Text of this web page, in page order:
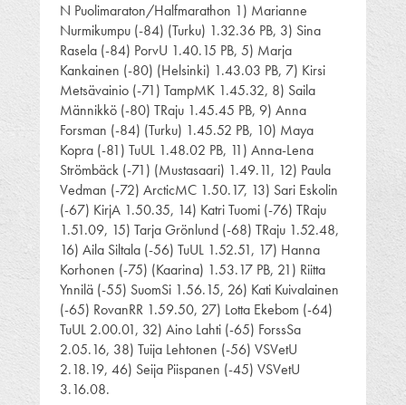
N Puolimaraton/Halfmarathon 1) Marianne
Nurmikumpu (-84) (Turku) 1.32.36 PB, 3) Sina
Rasela (-84) PorvU 1.40.15 PB, 5) Marja
Kankainen (-80) (Helsinki) 1.43.03 PB, 7) Kirsi
Metsävainio (-71) TampMK 1.45.32, 8) Saila
Männikkö (-80) TRaju 1.45.45 PB, 9) Anna
Forsman (-84) (Turku) 1.45.52 PB, 10) Maya
Kopra (-81) TuUL 1.48.02 PB, 11) Anna-Lena
Strömbäck (-71) (Mustasaari) 1.49.11, 12) Paula
Vedman (-72) ArcticMC 1.50.17, 13) Sari Eskolin
(-67) KirjA 1.50.35, 14) Katri Tuomi (-76) TRaju
1.51.09, 15) Tarja Grönlund (-68) TRaju 1.52.48,
16) Aila Siltala (-56) TuUL 1.52.51, 17) Hanna
Korhonen (-75) (Kaarina) 1.53.17 PB, 21) Riitta
Ynnilä (-55) SuomSi 1.56.15, 26) Kati Kuivalainen
(-65) RovanRR 1.59.50, 27) Lotta Ekebom (-64)
TuUL 2.00.01, 32) Aino Lahti (-65) ForssSa
2.05.16, 38) Tuija Lehtonen (-56) VSVetU
2.18.19, 46) Seija Piispanen (-45) VSVetU
3.16.08.